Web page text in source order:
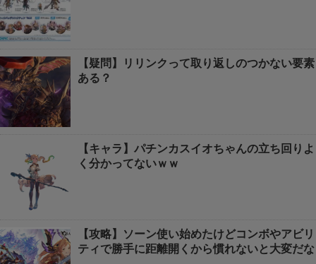
【疑問】リリンクって取り返しのつかない要素
ある？
【キャラ】パチンカスイオちゃんの立ち回りよ
く分かってないｗｗ
【攻略】ソーン使い始めたけどコンボやアビリ
ティで勝手に距離開くから慣れないと大変だな